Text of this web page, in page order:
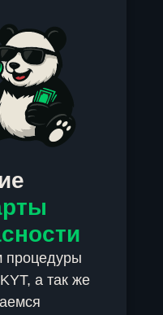
процедуры
а так же